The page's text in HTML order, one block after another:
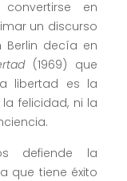
en
un discurso
Berlin decía en
(1969) que
libertad es la
felicidad, ni la
defiende la
que tiene éxito